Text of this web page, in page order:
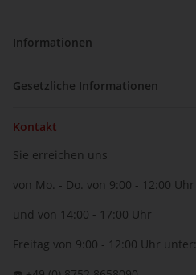
Informationen
Gesetzliche Informationen
Kontakt
Sie erreichen uns
von Mo. - Do. von 9:00 - 12:00 Uhr
und von 14:00 - 17:00 Uhr
Freitag von 9:00 - 12:00 Uhr unter: